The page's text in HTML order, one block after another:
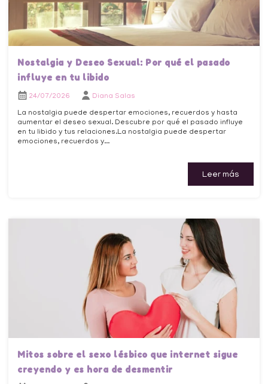
Nostalgia y Deseo Sexual: Por qué el pasado
influye en tu libido
24/07/2026 Diana Salas
La nostalgia puede despertar emociones, recuerdos y hasta
aumentar el deseo sexual. Descubre por qué el pasado influye
en tu libido y tus relaciones.La nostalgia puede despertar
emociones, recuerdos y...
Leer más
Mitos sobre el sexo lésbico que internet sigue
creyendo y es hora de desmentir